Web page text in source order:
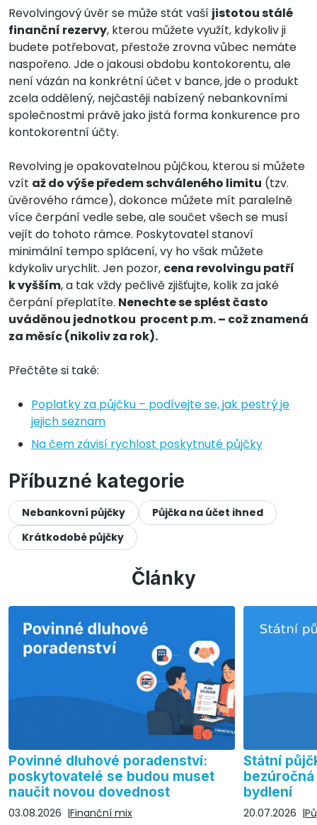
Revolvingový úvěr se může stát vaší jistotou stálé
finanční rezervy, kterou můžete využít, kdykoliv ji
budete potřebovat, přestože zrovna vůbec nemáte
naspořeno. Jde o jakousi obdobu kontokorentu, ale
není vázán na konkrétní účet v bance, jde o produkt
zcela oddělený, nejčastěji nabízený nebankovními
společnostmi právě jako jistá forma konkurence pro
kontokorentní účty.
Revolving je opakovatelnou půjčkou, kterou si můžete
vzít až do výše předem schváleného limitu (tzv.
úvěrového rámce), dokonce můžete mít paralelně
více čerpání vedle sebe, ale součet všech se musí
vejít do tohoto rámce. Poskytovatel stanoví
minimální tempo splácení, vy ho však můžete
kdykoliv urychlit. Jen pozor, cena revolvingu patří
k vyšším, a tak vždy pečlivě zjišťujte, kolik za jaké
čerpání přeplatíte. Nenechte se splést často
uváděnou jednotkou procent p.m. – což znamená
za měsíc (nikoliv za rok).
Přečtěte si také:
Poplatky za půjčku – podívejte se, jak pestrý je
jejich seznam
Na čem závisí rychlost poskytnuté půjčky
Příbuzné kategorie
Nebankovní půjčky
Půjčka na účet ihned
Krátkodobé půjčky
Články
Povinné dluhové poradenství:
poskytovatelé se budou muset
naučit novou dovednost
03.08.2026
Finanční mix
Státní
bydlení
20.07.2026